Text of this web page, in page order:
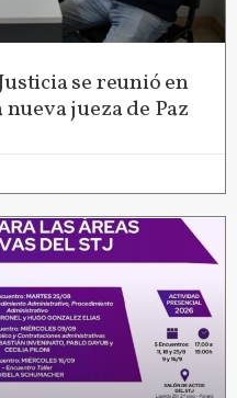
se reunió en
jueza de Paz